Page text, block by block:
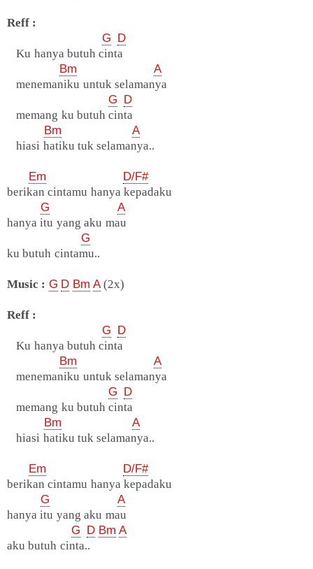
Reff :
G D
Ku hanya butuh cinta
Bm
A
menemaniku untuk selamanya
G D
memang ku butuh cinta
Bm
A
hiasi hatiku tuk selamanya..
Em
D/F#
berikan cintamu hanya kepadaku
G
A
hanya itu yang aku mau
G
ku butuh cintamu..
Music : G D Bm A(2x)
Reff :
G D
Ku hanya butuh cinta
Bm
A
menemaniku untuk selamanya
G D
memang ku butuh cinta
Bm
A
hiasi hatiku tuk selamanya..
Em
D/F#
berikan cintamu hanya kepadaku
G
A
hanya itu yang aku mau
G D Bm A
aku butuh cinta..